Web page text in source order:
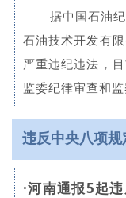
据中国石油
石油技术开发有
严重违纪违法，
监委纪律审查和监
违反中央八项
·河南通报5起违